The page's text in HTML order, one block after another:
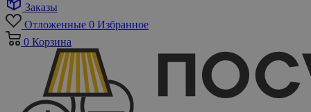
Заказы
Отложенные 0 Избранное
0 Корзина